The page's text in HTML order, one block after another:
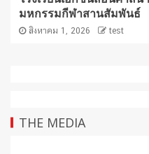
มหกรรมกีฬาสานสัมพันธ์
สิงหาคม 1, 2026 test
THE MEDIA